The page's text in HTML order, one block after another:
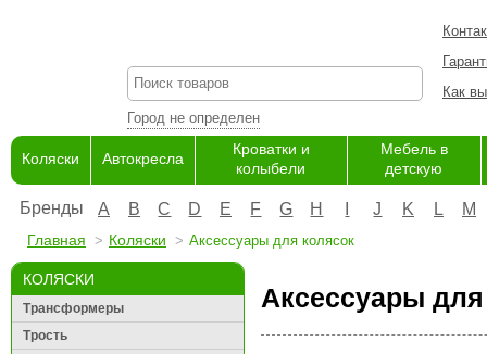
Город не определен
Как
Коляски Автокресла
Кроватки и
колыбели
Мебель в
детскую
Бренды A B C D E F G H J K L M
Главная Коляски Аксессуары для колясок
КОЛЯСКИ
Трансформеры
Трость
Аксессуары